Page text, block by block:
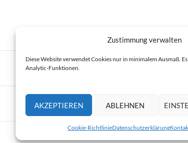
Zustimmung verwalten
Diese Website verwendet Cookies nur in minimalem Ausmaß.
Analytic-Funktionen.
AKZEPTIEREN ABLEHNEN
Cookie-RichtlinieDatenschutzerklärung